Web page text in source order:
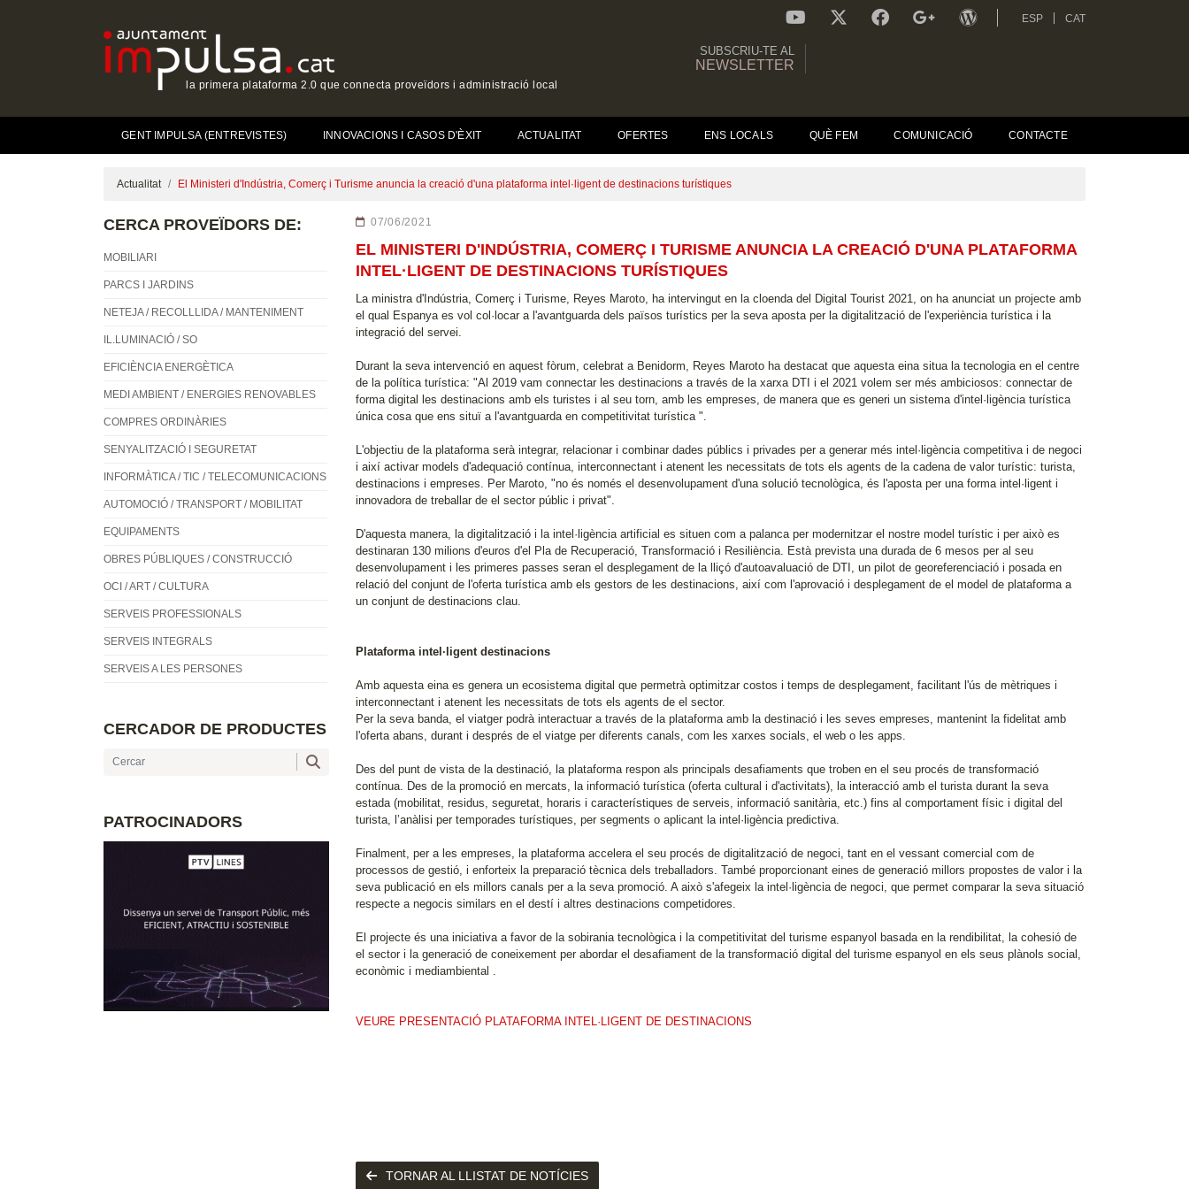
la primera plataforma 2.0 que connecta proveïdors i administració local
ESP CAT
SUBSCRIU-TE AL
NEWSLETTER
GENT IMPULSA (ENTREVISTES) INNOVACIONS I CASOS D'ÈXIT ACTUALITAT(CURRENT)OFERTES ENS LOCALS QUÈ FEM COMUNICACIÓ CONTACTE
Actualitat El Ministeri d'Indústria, Comerç i Turisme anuncia la creació d'una plataforma intel·ligent de destinacions turístiques
CERCA PROVEÏDORS DE:
MOBILIARI
PARCS I JARDINS
NETEJA / RECOLLLIDA / MANTENIMENT
IL.LUMINACIÓ / SO
EFICIÈNCIA ENERGÈTICA
MEDI AMBIENT / ENERGIES RENOVABLES
COMPRES ORDINÀRIES
SENYALITZACIÓ I SEGURETAT
INFORMÀTICA / TIC / TELECOMUNICACIONS
AUTOMOCIÓ / TRANSPORT / MOBILITAT
EQUIPAMENTS
OBRES PÚBLIQUES / CONSTRUCCIÓ
OCI / ART / CULTURA
SERVEIS PROFESSIONALS
SERVEIS INTEGRALS
SERVEIS A LES PERSONES
CERCADOR DE PRODUCTES
PATROCINADORS
07/06/2021
EL MINISTERI D'INDÚSTRIA, COMERÇ I TURISME ANUNCIA LA CREACIÓ D'UNA PLATAFORMA
INTEL·LIGENT DE DESTINACIONS TURÍSTIQUES
La ministra d'Indústria, Comerç i Turisme, Reyes Maroto, ha intervingut en la cloenda del Digital Tourist 2021, on ha anunciat un projecte amb
el qual Espanya es vol col·locar a l'avantguarda dels països turístics per la seva aposta per la digitalització de l'experiència turística i la
integració del servei.
Durant la seva intervenció en aquest fòrum, celebrat a Benidorm, Reyes Maroto ha destacat que aquesta eina situa la tecnologia en el centre
de la política turística: "Al 2019 vam connectar les destinacions a través de la xarxa DTI i el 2021 volem ser més ambiciosos: connectar de
forma digital les destinacions amb els turistes i al seu torn, amb les empreses, de manera que es generi un sistema d'intel·ligència turística
única cosa que ens situï a l'avantguarda en competitivitat turística ".
L'objectiu de la plataforma serà integrar, relacionar i combinar dades públics i privades per a generar més intel·ligència competitiva i de negoci
i així activar models d'adequació contínua, interconnectant i atenent les necessitats de tots els agents de la cadena de valor turístic: turista,
destinacions i empreses. Per Maroto, "no és només el desenvolupament d'una solució tecnològica, és l'aposta per una forma intel·ligent i
innovadora de treballar de el sector públic i privat".
D'aquesta manera, la digitalització i la intel·ligència artificial es situen com a palanca per modernitzar el nostre model turístic i per això es
destinaran 130 milions d'euros d'el Pla de Recuperació, Transformació i Resiliència. Està prevista una durada de 6 mesos per al seu
desenvolupament i les primeres passes seran el desplegament de la lliçó d'autoavaluació de DTI, un pilot de georeferenciació i posada en
relació del conjunt de l'oferta turística amb els gestors de les destinacions, així com l'aprovació i desplegament de el model de plataforma a
un conjunt de destinacions clau.
Plataforma intel·ligent destinacions
Amb aquesta eina es genera un ecosistema digital que permetrà optimitzar costos i temps de desplegament, facilitant l'ús de mètriques i
interconnectant i atenent les necessitats de tots els agents de el sector.
Per la seva banda, el viatger podrà interactuar a través de la plataforma amb la destinació i les seves empreses, mantenint la fidelitat amb
l'oferta abans, durant i després de el viatge per diferents canals, com les xarxes socials, el web o les apps.
Des del punt de vista de la destinació, la plataforma respon als principals desafiaments que troben en el seu procés de transformació
contínua. Des de la promoció en mercats, la informació turística (oferta cultural i d'activitats), la interacció amb el turista durant la seva
estada (mobilitat, residus, seguretat, horaris i característiques de serveis, informació sanitària, etc.) fins al comportament físic i digital del
turista, l’anàlisi per temporades turístiques, per segments o aplicant la intel·ligència predictiva.
Finalment, per a les empreses, la plataforma accelera el seu procés de digitalització de negoci, tant en el vessant comercial com de
processos de gestió, i enforteix la preparació tècnica dels treballadors. També proporcionant eines de generació millors propostes de valor i la
seva publicació en els millors canals per a la seva promoció. A això s'afegeix la intel·ligència de negoci, que permet comparar la seva situació
respecte a negocis similars en el destí i altres destinacions competidores.
El projecte és una iniciativa a favor de la sobirania tecnològica i la competitivitat del turisme espanyol basada en la rendibilitat, la cohesió de
el sector i la generació de coneixement per abordar el desafiament de la transformació digital del turisme espanyol en els seus plànols social,
econòmic i mediambiental .
VEURE PRESENTACIÓ PLATAFORMA INTEL·LIGENT DE DESTINACIONS
TORNAR AL LLISTAT DE NOTÍCIES